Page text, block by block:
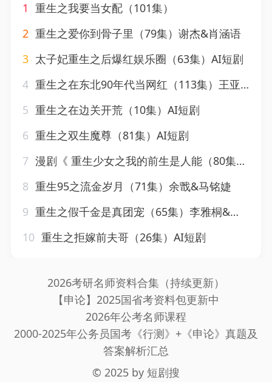
1 重生之我要当女配（101集）
2 重生之爱你到骨子里（79集）谢杰&肖涵语
3 太子妃重生之后爆红娱乐圈（63集）AI短剧
4 重生之在东北90年代当网红（113集）王亚东&苗瀚予
5 重生之在边关开荒（10集）AI短剧
6 重生之双生魔尊（81集）AI短剧
7 漫剧《 重生少女之我的前生是人能（80集）漫剧
8 重生95之流金岁月（71集）余戬&马铭婕
9 重生之假千金是真团宠（65集）李雅桐&申亚伟
10 重生之拒嫁前夫哥（26集）AI短剧
2026考研名师资料合集（持续更新）
【申论】2025国省考资料包更新中
2026年公考名师课程
2000-2025年公务员国考《行测》+《申论》真题及
答案解析汇总
© 2025 by 短剧搜